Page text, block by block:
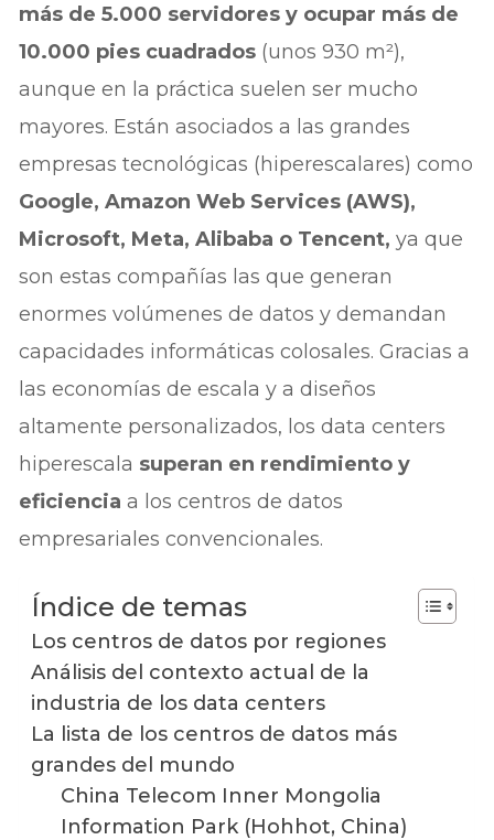
más de 5.000 servidores y ocupar más de
10.000 pies cuadrados (unos 930 m²),
aunque en la práctica suelen ser mucho
mayores. Están asociados a las grandes
empresas tecnológicas (hiperescalares) como
Google, Amazon Web Services (AWS),
Microsoft, Meta, Alibaba o Tencent, ya que
son estas compañías las que generan
enormes volúmenes de datos y demandan
capacidades informáticas colosales. Gracias a
las economías de escala y a diseños
altamente personalizados, los data centers
hiperescala superan en rendimiento y
eficiencia a los centros de datos
empresariales convencionales.
Índice de temas
Los centros de datos por regiones
Análisis del contexto actual de la
industria de los data centers
La lista de los centros de datos más
grandes del mundo
China Telecom Inner Mongolia
Information Park (Hohhot, China)